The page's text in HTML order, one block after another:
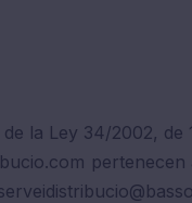
la Ley 34/2002,